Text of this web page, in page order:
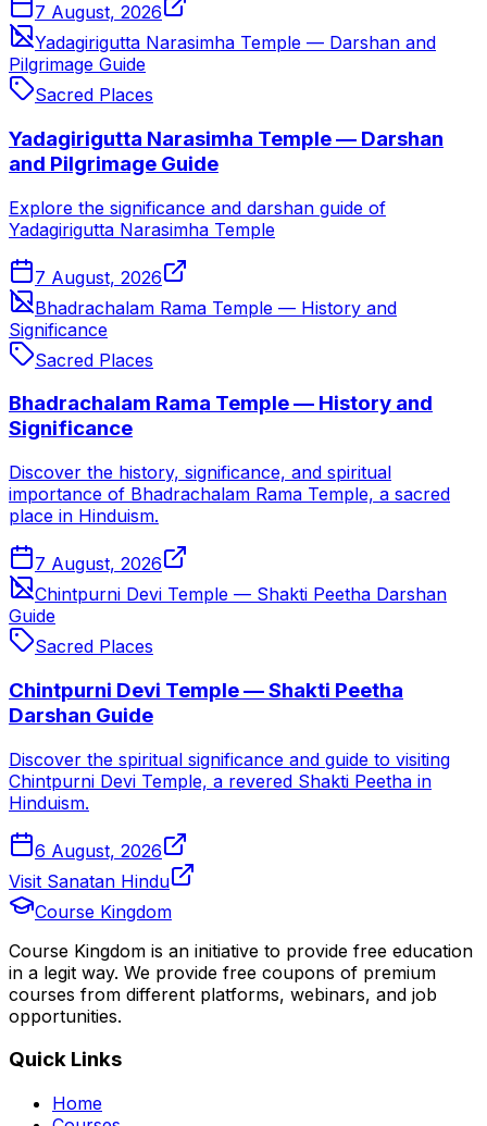
7 August, 2026
Yadagirigutta Narasimha Temple — Darshan and
Pilgrimage Guide
Sacred Places
Yadagirigutta Narasimha Temple — Darshan
and Pilgrimage Guide
Explore the significance and darshan guide of
Yadagirigutta Narasimha Temple
7 August, 2026
Bhadrachalam Rama Temple — History and
Significance
Sacred Places
Bhadrachalam Rama Temple — History and
Significance
Discover the history, significance, and spiritual
importance of Bhadrachalam Rama Temple, a sacred
place in Hinduism.
7 August, 2026
Chintpurni Devi Temple — Shakti Peetha Darshan
Guide
Sacred Places
Chintpurni Devi Temple — Shakti Peetha
Darshan Guide
Discover the spiritual significance and guide to visiting
Chintpurni Devi Temple, a revered Shakti Peetha in
Hinduism.
6 August, 2026
Visit Sanatan Hindu
Course Kingdom
Course Kingdom is an initiative to provide free education
in a legit way. We provide free coupons of premium
courses from different platforms, webinars, and job
opportunities.
Quick Links
Home